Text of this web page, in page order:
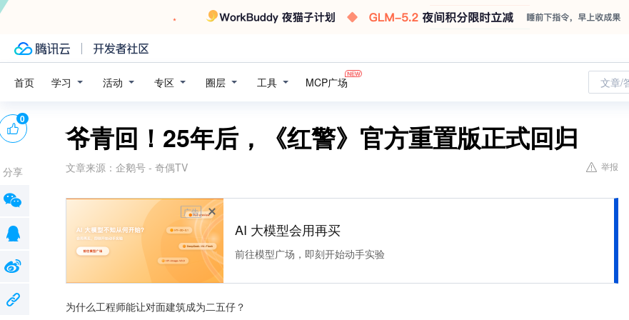
首页 学习 活动 专区 圈层 工具 MCP广场 文章/
爷青回！25年后，《红警》官方重置版正式回归
文章来源： 企鹅号 - 奇偶TV 举报
广告
AI 大模型会用再买
前往模型广场，即刻开始动手实验
为什么工程师能让对面建筑成为二五仔？
0
分享